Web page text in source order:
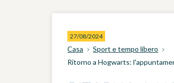
27/08/2024
Casa
Sport e tempo libero
Ritorno a Hogwarts: